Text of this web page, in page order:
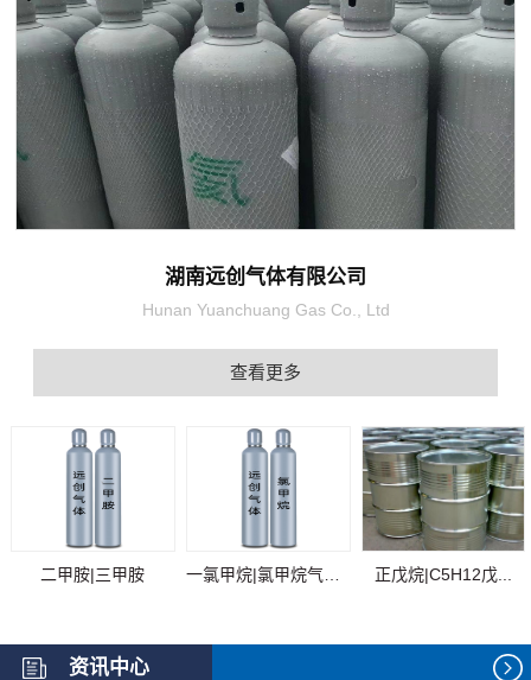
湖南远创气体有限公司
Hunan Yuanchuang Gas Co., Ltd
查看更多
二甲胺|三甲胺 正戊烷|C5H12戊...
资讯中心